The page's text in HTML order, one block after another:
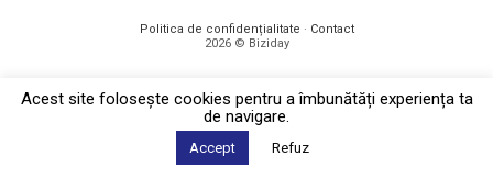
Politica de confidențialitate · Contact
2026 © Biziday
Acest site foloseşte cookies pentru a îmbunătăți experiența ta
de navigare.
Accept Refuz